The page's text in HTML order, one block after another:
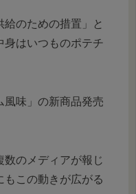
給のための措置」と
身はいつものポテチ
風味」の新商品発売
数のメディアが報じ
もこの動きが広がる